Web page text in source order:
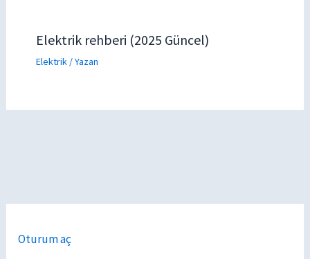
Elektrik rehberi (2025 Güncel)
Elektrik/ Yazan
Oturum aç